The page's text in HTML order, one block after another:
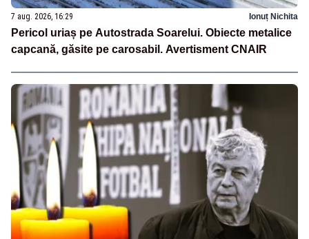
7 aug. 2026, 16:29 Ionuț Nichita
Pericol uriaș pe Autostrada Soarelui. Obiecte metalice
capcană, găsite pe carosabil. Avertisment CNAIR